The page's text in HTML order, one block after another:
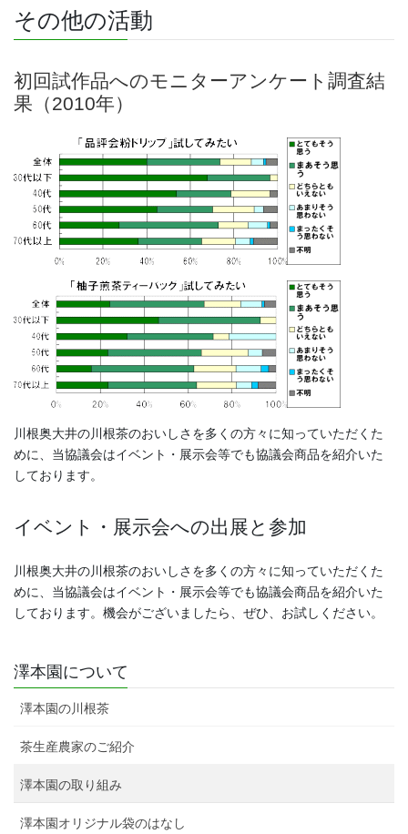
その他の活動
初回試作品へのモニターアンケート調査結
果（2010年）
川根奥大井の川根茶のおいしさを多くの方々に知っていただくた
めに、当協議会はイベント・展示会等でも協議会商品を紹介いた
しております。
イベント・展示会への出展と参加
川根奥大井の川根茶のおいしさを多くの方々に知っていただくた
めに、当協議会はイベント・展示会等でも協議会商品を紹介いた
しております。機会がございましたら、ぜひ、お試しください。
澤本園について
澤本園の川根茶
茶生産農家のご紹介
澤本園の取り組み
澤本園オリジナル袋のはなし